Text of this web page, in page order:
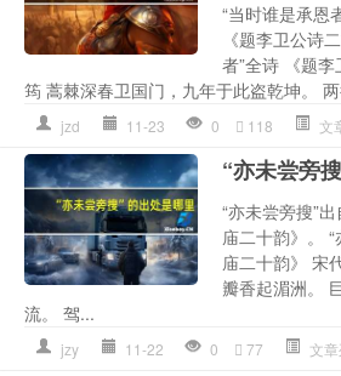
“当时谁是承恩
《题李卫公诗
者”全诗 《题
筠 蒿棘深春卫国门，九年于此盗乾坤。
jzd 11-23 0 118 文
“亦未尝旁
“亦未尝旁搜”
庙二十韵》。
庙二十韵》 宋
瓣香起湄洲。
流。 驾...
jzy 11-22 0 77 文